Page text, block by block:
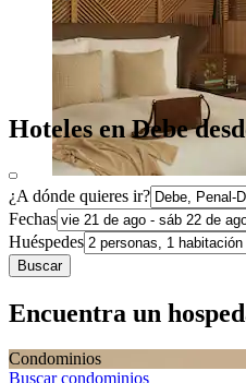
Hoteles en Debe
¿A dónde quieres ir?
Fechas
Huéspedes
Buscar
Encuentra un
Condominios
Buscar condominios